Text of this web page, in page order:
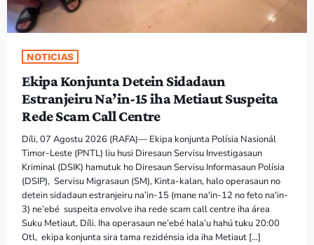
NOTICIAS
Ekipa Konjunta Detein Sidadaun
Estranjeiru Na’in-15 iha Metiaut Suspeita
Rede Scam Call Centre
Díli, 07 Agostu 2026 (RAFA)— Ekipa konjunta Polísia Nasionál
Timor-Leste (PNTL) liu husi Diresaun Servisu Investigasaun
Kriminal (DSIK) hamutuk ho Diresaun Servisu Informasaun Polísia
(DSIP), Servisu Migrasaun (SM), Kinta-kalan, halo operasaun no
detein sidadaun estranjeiru na’in-15 (mane na'in-12 no feto na'in-
3) ne’ebé suspeita envolve iha rede scam call centre iha área
Suku Metiaut, Díli. Iha operasaun ne’ebé hala’u hahú tuku 20:00
Otl, ekipa konjunta sira tama rezidénsia ida iha Metiaut […]